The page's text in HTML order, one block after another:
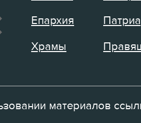
Епархия
Храмы
материалов